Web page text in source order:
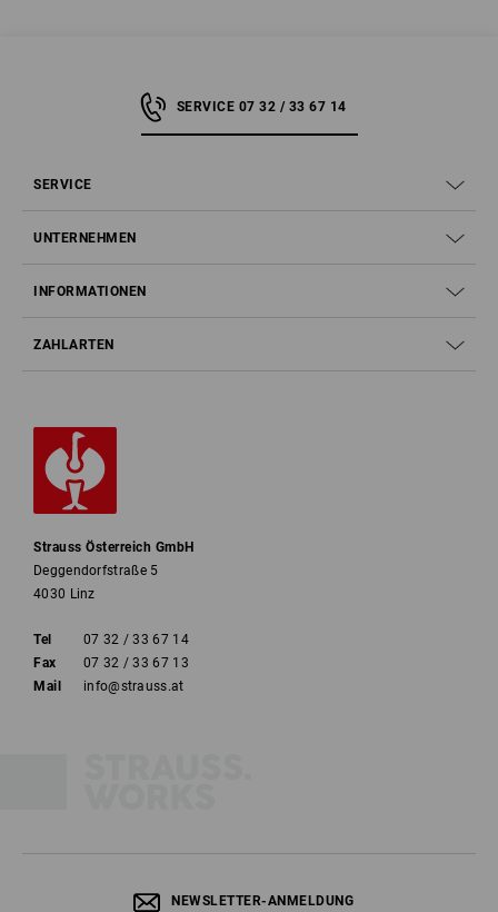
SERVICE 07 32 / 33 67 14
SERVICE
UNTERNEHMEN
INFORMATIONEN
ZAHLARTEN
Strauss Österreich GmbH
Deggendorfstraße 5
4030 Linz
Tel
07 32 / 33 67 14
Fax
07 32 / 33 67 13
Mail
info@strauss.at
NEWSLETTER-ANMELDUNG